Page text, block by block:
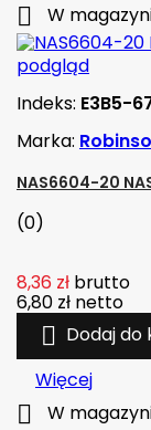
 W
podgląd
Indeks: E3B5-
Marka:
NAS6604-20
(0)
8,36 zł brutto
6,80 zł netto
 Dodaj do
Więcej
 W